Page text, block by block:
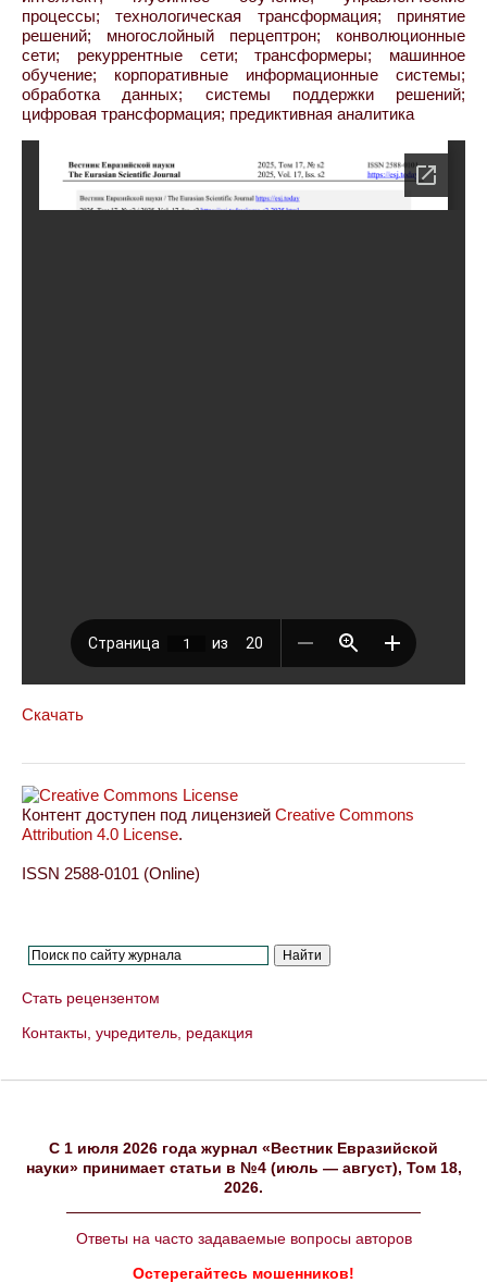
процессы; технологическая трансформация; принятие
решений; многослойный перцептрон; конволюционные
сети; рекуррентные сети; трансформеры; машинное
обучение; корпоративные информационные системы;
обработка данных; системы поддержки решений;
цифровая трансформация; предиктивная аналитика
Скачать
Контент доступен под лицензией Creative Commons
Attribution 4.0 License.
ISSN 2588-0101 (Online)
Стать рецензентом
Контакты, учредитель, редакция
C 1 июля 2026 года журнал «Вестник Евразийской
науки» принимает статьи в №4 (июль — август), Том 18,
2026.
Ответы на часто задаваемые вопросы авторов
Остерегайтесь мошенников!